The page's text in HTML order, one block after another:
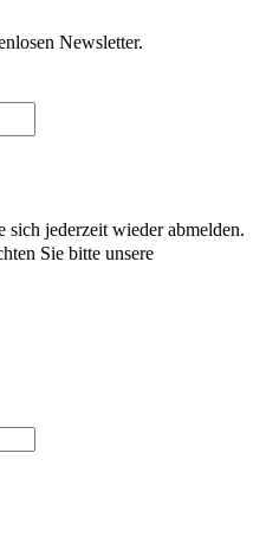
Newsletter.
sich jederzeit wieder abmelden.
Sie bitte unsere